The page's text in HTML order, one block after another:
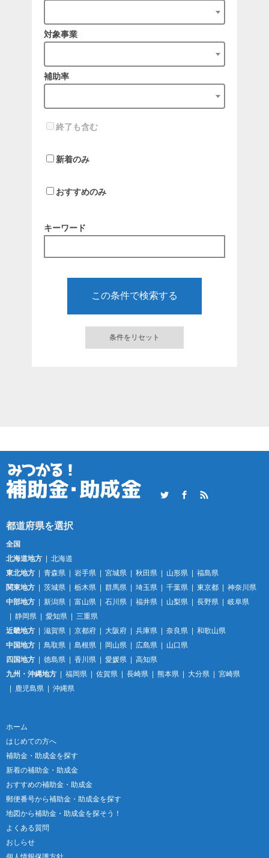
対象事業
補助率
終了も含む
新着のみ
おすすめのみ
キーワード
TwitterFacebookRSS
全国
北海道地方
北海道
東北地方
青森県 岩手県 宮城県 秋田県 山形県
福島県
関東地方
茨城県 栃木県 群馬県 埼玉県 千葉県 東京都
神奈川県
中部地方
新潟県 富山県 石川県 福井県 山梨県 長野県
岐阜県
静岡県
愛知県
三重県
近畿地方
滋賀県 京都府 大阪府 兵庫県 奈良県
和歌山県
中国地方
鳥取県 島根県 岡山県 広島県
山口県
四国地方
徳島県 香川県 愛媛県
高知県
九州・沖縄地方
福岡県 佐賀県 長崎県 熊本県 大分県
宮崎県
鹿児島県
沖縄県
ホーム
はじめての方へ
補助金・助成金を探す
新着の補助金・助成金
おすすめの補助金・助成金
郵便番号から補助金・助成金を探す
地図から補助金・助成金を探そう！
よくある質問
おしらせ